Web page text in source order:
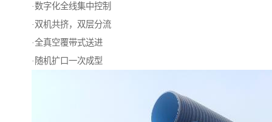
·数字化全线集中控制
·双机共挤，双层分流
·全真空覆带式送进
·随机扩口一次成型